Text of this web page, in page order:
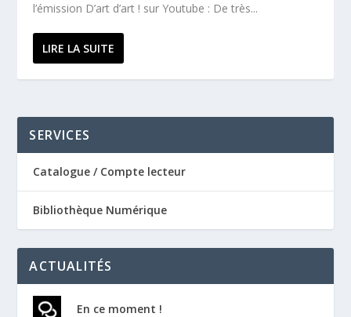
l’émission D’art d’art ! sur Youtube : De très...
LIRE LA SUITE
SERVICES
Catalogue / Compte lecteur
Bibliothèque Numérique
ACTUALITÉS
En ce moment !